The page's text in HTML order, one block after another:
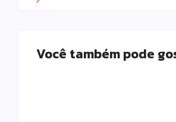
Você também pode